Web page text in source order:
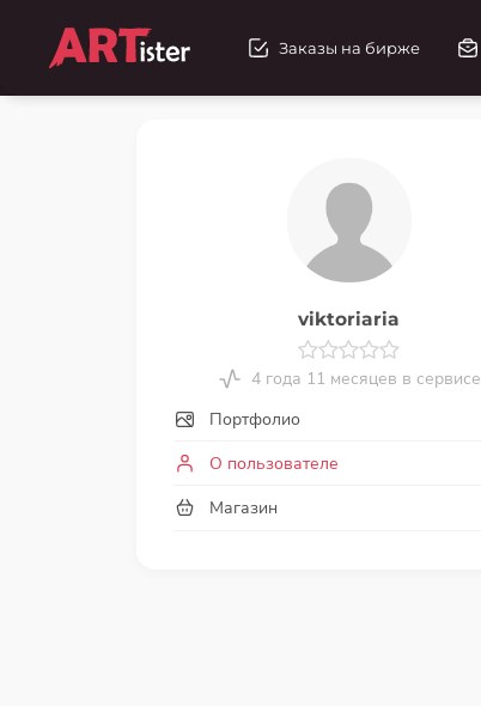
Заказы на бирже
viktoriaria
4 года 11 месяцев в сервисе
Портфолио
О пользователе
Магазин